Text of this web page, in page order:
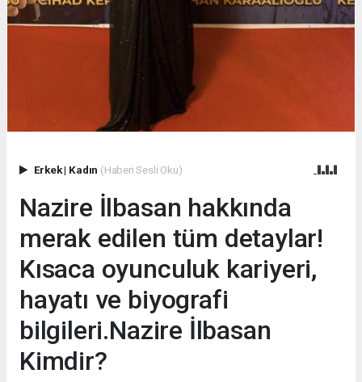
Erkek| Kadın (Haberi Sesli Oku)
Nazire İlbasan hakkında
merak edilen tüm detaylar!
Kısaca oyunculuk kariyeri,
hayatı ve biyografi
bilgileri.Nazire İlbasan
Kimdir?